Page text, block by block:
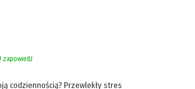
zapowiedź
codziennością? Przewlekły stres